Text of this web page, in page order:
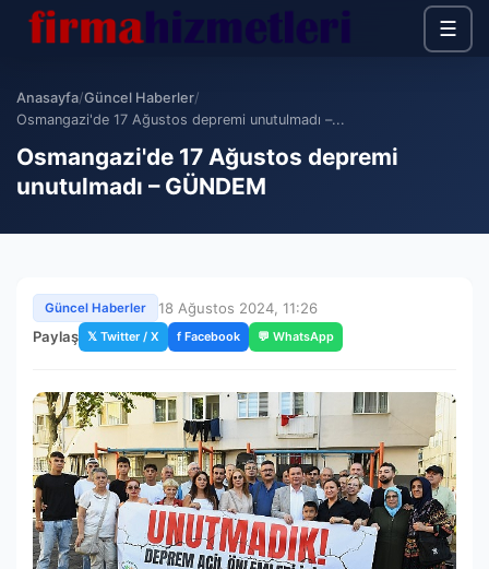
☰
Anasayfa/Güncel Haberler/
Osmangazi'de 17 Ağustos depremi unutulmadı –...
Osmangazi'de 17 Ağustos depremi
unutulmadı – GÜNDEM
Güncel Haberler
18 Ağustos 2024, 11:26
Paylaş 𝕏 Twitter / X f Facebook 💬 WhatsApp